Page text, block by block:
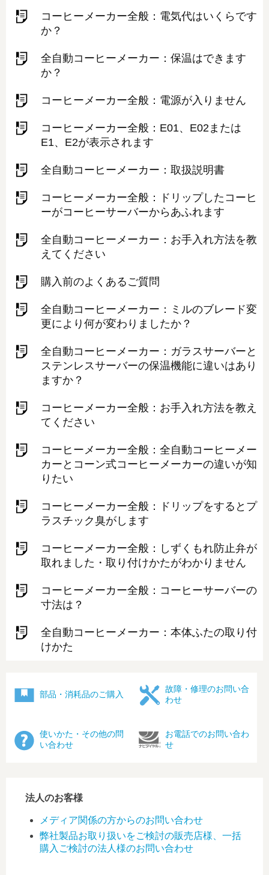
コーヒーメーカー全般：電気代はいくらです
か？
全自動コーヒーメーカー：保温はできます
か？
コーヒーメーカー全般：電源が入りません
コーヒーメーカー全般：E01、E02または
E1、E2が表示されます
全自動コーヒーメーカー：取扱説明書
コーヒーメーカー全般：ドリップしたコーヒ
ーがコーヒーサーバーからあふれます
全自動コーヒーメーカー：お手入れ方法を教
えてください
購入前のよくあるご質問
全自動コーヒーメーカー：ミルのブレード変
更により何が変わりましたか？
全自動コーヒーメーカー：ガラスサーバーと
ステンレスサーバーの保温機能に違いはあり
ますか？
コーヒーメーカー全般：お手入れ方法を教え
てください
コーヒーメーカー全般：全自動コーヒーメー
カーとコーン式コーヒーメーカーの違いが知
りたい
コーヒーメーカー全般：ドリップをするとプ
ラスチック臭がします
コーヒーメーカー全般：しずくもれ防止弁が
取れました・取り付けかたがわかりません
コーヒーメーカー全般：コーヒーサーバーの
寸法は？
全自動コーヒーメーカー：本体ふたの取り付
けかた
部品・消耗品のご購入
故障・修理のお問い合
わせ
使いかた・その他の問
い合わせ
お電話でのお問い合わ
せ
法人のお客様
メディア関係の方からのお問い合わせ
弊社製品お取り扱いをご検討の販売店様、一括
購入ご検討の法人様のお問い合わせ